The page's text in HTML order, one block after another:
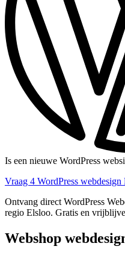
Is een nieuwe WordPress
Vraag 4 WordPress webdesign
Ontvang direct WordPress
regio Elsloo. Gratis en
Webshop